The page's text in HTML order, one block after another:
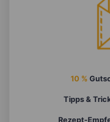
10 %
Tipps &
Rezept-